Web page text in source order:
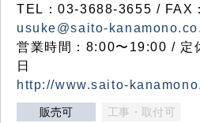
TEL：03-3688-3655 / FAX
usuke@saito-
営業時間：8:00〜19:00 / 定
日
http://www.saito-
販売可 工事・取付可